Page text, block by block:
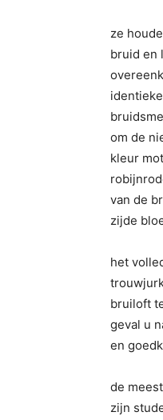
ze
bruid en
om de
kleur
van de
zijde
het
bruiloft
geval u
en
de
zijn